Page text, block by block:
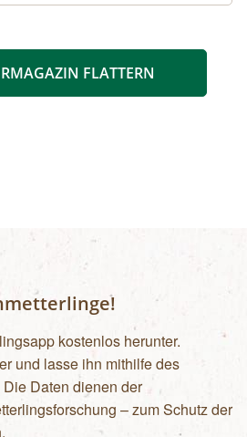
FLATTERN
kostenlos herunter.
und lasse ihn mithilfe des
Daten dienen der
– zum Schutz der